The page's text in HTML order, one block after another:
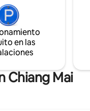
con
y
de
valle de
locales
café, flores,
noticias y
en las
Chiang Mai